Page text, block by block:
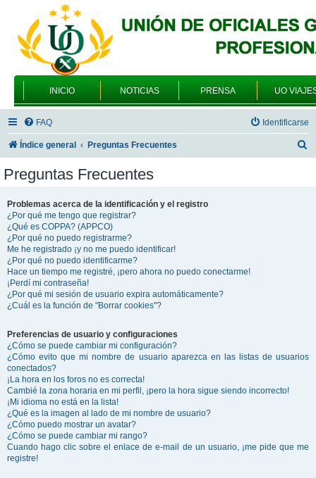
INICIO NOTICIAS PRENSA UO
FAQ Identificarse
Índice general Preguntas Frecuentes
Preguntas Frecuentes
Problemas acerca de la identificación y el registro
¿Por qué me tengo que registrar?
¿Qué es COPPA? (APPCO)
¿Por qué no puedo registrarme?
Me he registrado ¡y no me puedo identificar!
¿Por qué no puedo identificarme?
Hace un tiempo me registré, ¡pero ahora no puedo conectarme!
¡Perdí mi contraseña!
¿Por qué mi sesión de usuario expira automáticamente?
¿Cuál es la función de "Borrar cookies"?
Preferencias de usuario y configuraciones
¿Cómo se puede cambiar mi configuración?
¿Cómo evito que mi nombre de usuario aparezca en las listas de usuarios
conectados?
¡La hora en los foros no es correcta!
Cambié la zona horaria en mi perfil, ¡pero la hora sigue siendo incorrecto!
¡Mi idioma no está en la lista!
¿Qué es la imagen al lado de mi nombre de usuario?
¿Cómo puedo mostrar un avatar?
¿Cómo se puede cambiar mi rango?
Cuando hago clic sobre el enlace de e-mail de un usuario, ¡me pide que me
registre!